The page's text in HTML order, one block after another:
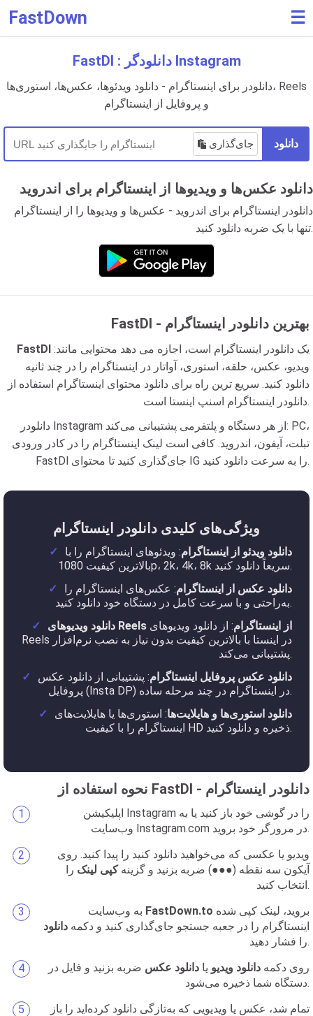
FastDown ☰
FastDl : دانلودگر Instagram
دانلودر برای اینستاگرام - دانلود ویدئوها، عکس‌ها، استوری‌ها، Reels
و پروفایل از اینستاگرام
جای‌گذاری دانلود
دانلود عکس‌ها و ویدیوها از اینستاگرام برای اندروید
دانلودر اینستاگرام برای اندروید - عکس‌ها و ویدیوها را از اینستاگرام
تنها با یک ضربه دانلود کنید.
FastDl - بهترین دانلودر اینستاگرام
FastDl
ویدیو، عکس، حلقه، استوری، آواتار در اینستاگرام را در چند ثانیه
دانلود کنید. سریع ترین راه برای دانلود محتوای اینستاگرام استفاده از
دانلودر اینستاگرام اسنپ اینستا است.
دانلودر Instagram از هر دستگاه و پلتفرمی پشتیبانی می‌کند: PC،
تبلت، آیفون، اندروید. کافی است لینک اینستاگرام را در کادر ورودی
FastDl جای‌گذاری کنید تا محتوای IG را به سرعت دانلود کنید.
ویژگی‌های کلیدی دانلودر اینستاگرام
دانلود ویدئو از اینستاگرام: ویدئوهای اینستاگرام را با
بالاترین کیفیت 1080p، 2k، 4k، 8k سریعاً دانلود کنید.
دانلود عکس از اینستاگرام: عکس‌های اینستاگرام را
به‌راحتی و با سرعت کامل در دستگاه خود دانلود کنید.
دانلود ویدیوهای Reels از اینستاگرام: از دانلود ویدیوهای
Reels در اینستا با بالاترین کیفیت بدون نیاز به نصب نرم‌افزار
پشتیبانی می‌کند.
دانلود عکس پروفایل اینستاگرام: پشتیبانی از دانلود عکس
پروفایل (Insta DP) در اینستاگرام در چند مرحله ساده.
دانلود استوری‌ها و هایلایت‌ها: استوری‌ها یا هایلایت‌های
اینستاگرام را با کیفیت HD ذخیره و دانلود کنید.
نحوه استفاده از FastDl - دانلودر اینستاگرام
اپلیکیشن Instagram را در گوشی خود باز کنید یا به
وب‌سایت Instagram.com در مرورگر خود بروید.
ویدیو یا عکسی که می‌خواهید دانلود کنید را پیدا کنید. روی
آیکون سه نقطه (●●●) ضربه بزنید و گزینهکپی لینک را
انتخاب کنید.
FastDown.to
اینستاگرام را در جعبه جستجو جای‌گذاری کنید و دکمه دانلود
را فشار دهید.
روی دکمه دانلود ویدیو یا دانلود عکس ضربه بزنید و فایل در
دستگاه شما ذخیره می‌شود.
تمام شد، عکس یا ویدیویی که به‌تازگی دانلود کرده‌اید را باز